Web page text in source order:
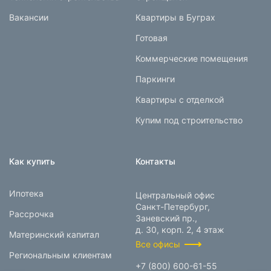
Вакансии
Квартиры в Буграх
Готовая
Коммерческие помещения
Паркинги
Квартиры с отделкой
Купим под строительство
Как купить
Ипотека
Рассрочка
Материнский капитал
Региональным клиентам
Контакты
Центральный офис
Санкт-Петербург,
Заневский пр.,
д. 30, корп. 2, 4 этаж
Все офисы
+7 (800) 600-61-55